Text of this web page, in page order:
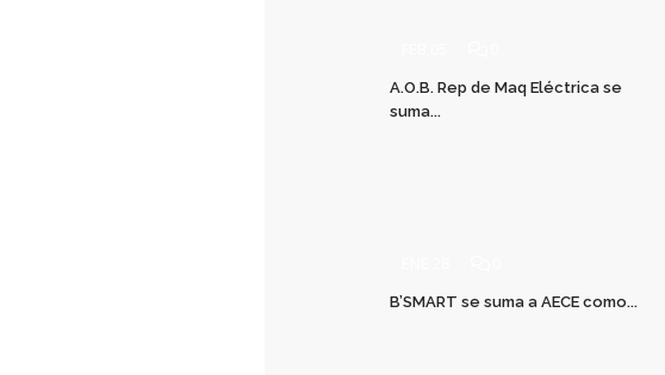
A.O.B. Rep de Maq Eléctrica se
suma...
B’SMART se suma a AECE como...